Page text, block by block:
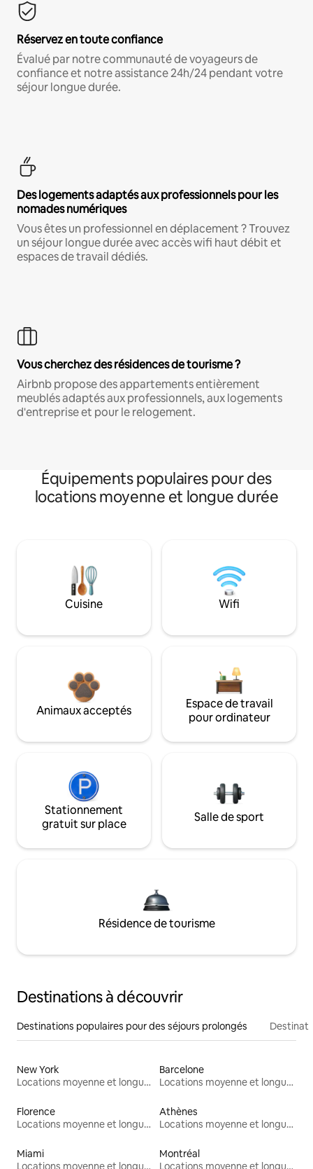
Réservez en toute confiance
Évalué par notre communauté de voyageurs de
confiance et notre assistance 24h/24 pendant votre
séjour longue durée.
Des logements adaptés aux professionnels pour les
nomades numériques
Vous êtes un professionnel en déplacement ? Trouvez
un séjour longue durée avec accès wifi haut débit et
espaces de travail dédiés.
Vous cherchez des résidences de tourisme ?
Airbnb propose des appartements entièrement
meublés adaptés aux professionnels, aux logements
d'entreprise et pour le relogement.
Équipements populaires pour des
locations moyenne et longue durée
Cuisine Wifi
Animaux acceptés
Espace de travail
pour ordinateur
Stationnement
gratuit sur place
Salle de sport
Résidence de tourisme
Destinations à découvrir
Destinations populaires pour des séjours prolongés
New York
Locations moyenne et longue durée
Barcelone
Locations moyenne et longue durée
Florence
Locations moyenne et longue durée
Athènes
Locations moyenne et longue durée
Miami
Locations moyenne et longue durée
Montréal
Locations moyenne et longue durée